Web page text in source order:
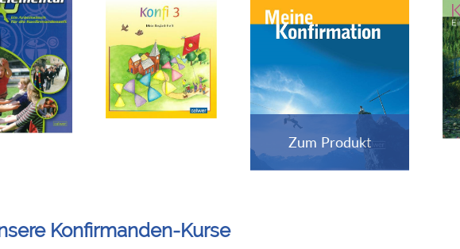
Konfirmanden-Kurse